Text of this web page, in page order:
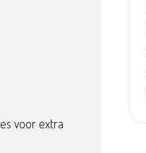
voor extra